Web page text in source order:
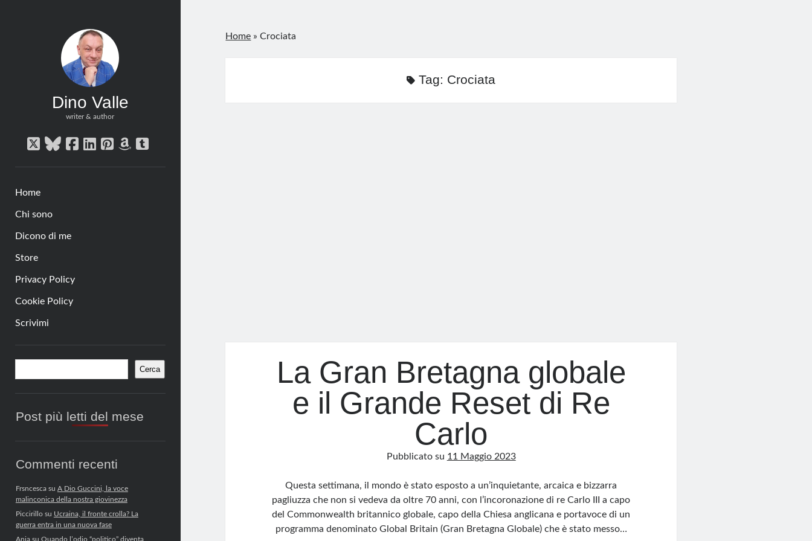
Dino Valle
writer & author
twitterbluesky
facebook
linkedin
pinterest
amazon
tumblr
Home
Chi sono
Dicono di me
Store
Privacy Policy
Cookie Policy
Scrivimi
Barra
laterale
Cerca
Post più letti del mese
Commenti recenti
Frsncescasu A Dio Guccini, la voce
malinconica della nostra giovinezza
Piccirillosu Ucraina, il fronte crolla? La
guerra entra in una nuova fase
Anjasu Quando l’odio “politico” diventa
Home »Crociata
Tag: Crociata
La Gran Bretagna globale
e il Grande Reset di Re
Carlo
Pubblicato su 11 Maggio 2023
Questa settimana, il mondo è stato esposto a un’inquietante, arcaica e bizzarra
pagliuzza che non si vedeva da oltre 70 anni, con l’incoronazione di re Carlo III a capo
del Commonwealth britannico globale, capo della Chiesa anglicana e portavoce di un
programma denominato Global Britain (Gran Bretagna Globale) che è stato messo…